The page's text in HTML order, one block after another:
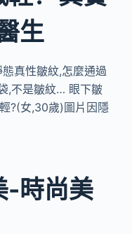
生
真性皺紋,怎麼通過
,不是皺紋… 眼下皺
?(女,30歲)圖片因隱
-時尚美